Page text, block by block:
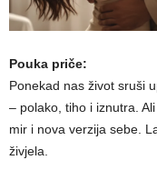
Pouka priče:
Ponekad nas život sruši
– polako, tiho i iznutra.
mir i nova verzija sebe.
živjela.